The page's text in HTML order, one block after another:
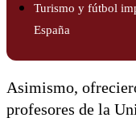
Turismo y fútbol
España
Asimismo,
profesores de la